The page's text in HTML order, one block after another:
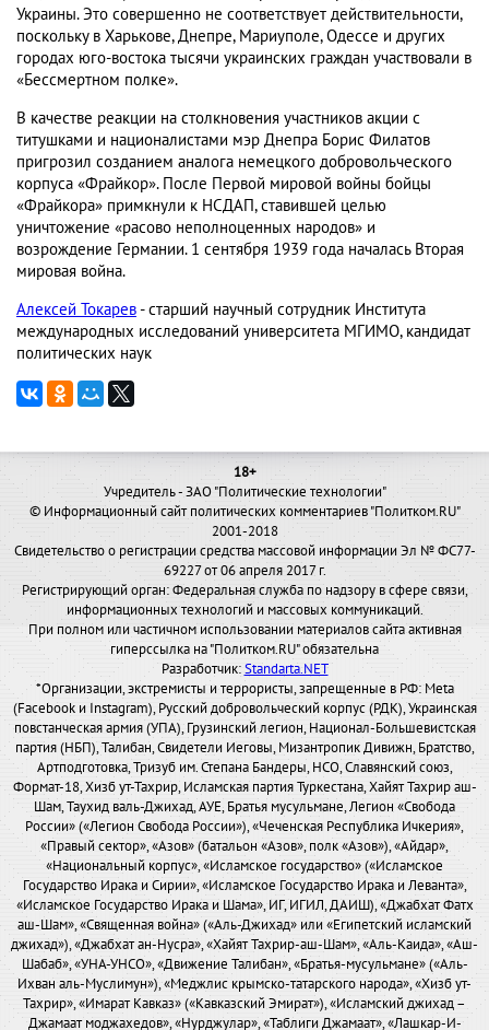
Украины. Это совершенно не соответствует действительности,
поскольку в Харькове, Днепре, Мариуполе, Одессе и других
городах юго-востока тысячи украинских граждан участвовали в
«Бессмертном полке».
В качестве реакции на столкновения участников акции с
титушками и националистами мэр Днепра Борис Филатов
пригрозил созданием аналога немецкого добровольческого
корпуса «Фрайкор». После Первой мировой войны бойцы
«Фрайкора» примкнули к НСДАП, ставившей целью
уничтожение «расово неполноценных народов» и
возрождение Германии. 1 сентября 1939 года началась Вторая
мировая война.
Алексей Токарев- старший научный сотрудник Института
международных исследований университета МГИМО, кандидат
политических наук
18+
Учредитель - ЗАО "Политические технологии"
© Информационный сайт политических комментариев "Политком.RU"
2001-2018
Свидетельство о регистрации средства массовой информации Эл № ФС77-
69227 от 06 апреля 2017 г.
Регистрирующий орган: Федеральная служба по надзору в сфере связи,
информационных технологий и массовых коммуникаций.
При полном или частичном использовании материалов сайта активная
гиперссылка на "Политком.RU" обязательна
Разработчик:Standarta.NET
*Организации, экстремисты и террористы, запрещенные в РФ: Meta
(Facebook и Instagram), Русский добровольческий корпус (РДК), Украинская
повстанческая армия (УПА), Грузинский легион, Национал-Большевистская
партия (НБП), Талибан, Свидетели Иеговы, Мизантропик Дивижн, Братство,
Артподготовка, Тризуб им. Степана Бандеры, НСО, Славянский союз,
Формат-18, Хизб ут-Тахрир, Исламская партия Туркестана, Хайят Тахрир аш-
Шам, Таухид валь-Джихад, АУЕ, Братья мусульмане, Легион «Свобода
России» («Легион Свобода России»), «Чеченская Республика Ичкерия»,
«Правый сектор», «Азов» (батальон «Азов», полк «Азов»), «Айдар»,
«Национальный корпус», «Исламское государство» («Исламское
Государство Ирака и Сирии», «Исламское Государство Ирака и Леванта»,
«Исламское Государство Ирака и Шама», ИГ, ИГИЛ, ДАИШ), «Джабхат Фатх
аш-Шам», «Священная война» («Аль-Джихад» или «Египетский исламский
джихад»), «Джабхат ан-Нусра», «Хайят Тахрир-аш-Шам», «Аль-Каида», «Аш-
Шабаб», «УНА-УНСО», «Движение Талибан», «Братья-мусульмане» («Аль-
Ихван аль-Муслимун»), «Меджлис крымско-татарского народа», «Хизб ут-
Тахрир», «Имарат Кавказ» («Кавказский Эмират»), «Исламский джихад –
Джамаат моджахедов», «Нурджулар», «Таблиги Джамаат», «Лашкар-И-